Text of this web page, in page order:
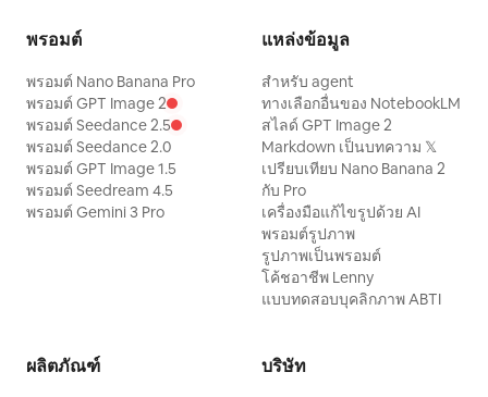
พรอมต์
พรอมต์ Nano Banana Pro
พรอมต์ GPT Image 2
พรอมต์ Seedance 2.5
พรอมต์ Seedance 2.0
พรอมต์ GPT Image 1.5
พรอมต์ Seedream 4.5
พรอมต์ Gemini 3 Pro
แหล่งข้อมูล
สำหรับ agent
ทางเลือกอื่นของ NotebookLM
สไลด์ GPT Image 2
Markdown เป็นบทความ 𝕏
เปรียบเทียบ Nano Banana 2
กับ Pro
เครื่องมือแก้ไขรูปด้วย AI
พรอมต์รูปภาพ
รูปภาพเป็นพรอมต์
โค้ชอาชีพ Lenny
แบบทดสอบบุคลิกภาพ ABTI
ผลิตภัณฑ์ บริษัท